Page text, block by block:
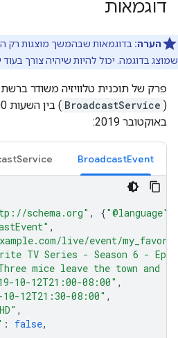
דוגמאות
הערה: בדוגמאות שבהמשך מוצגות רק
שמוצג בדוגמה. יכול להיות שיהיה צורך בעוד
פרק של תוכנית טלוויזיה משודר ברשת
(
BroadcastService
באוקטובר 2019:
BroadcastEvent
schema.org" , {"@language"
,
live/event/
TV Series - Season 6 -
mice leave the town and
10-12T21:00-08:00" ,
10-12T21:30-08:00" ,
,
: false,